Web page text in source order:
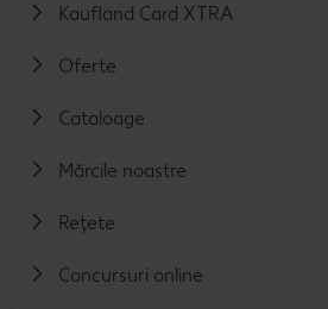
Kaufland Card XTRA
Oferte
Cataloage
Mărcile noastre
Rețete
Concursuri online